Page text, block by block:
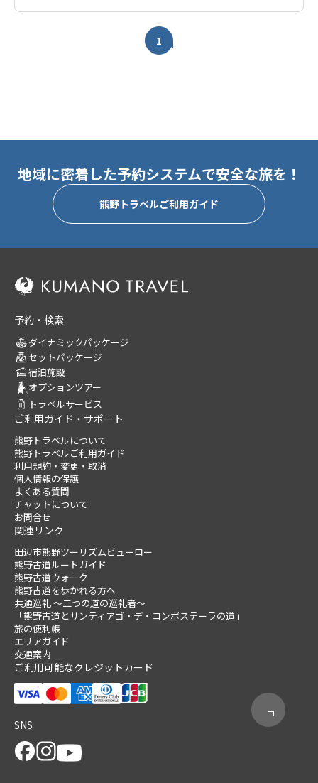
1
地域に密着した予約システムで安全な旅を！
熊野トラベルご利用ガイド
予約・検索
ダイナミックパッケージ
セットパッケージ
宿泊施設
オプションツアー
トラベルサービス
ご利用ガイド・サポート
熊野トラベルについて
熊野トラベルご利用ガイド
利用規約・変更・取消
個人情報の保護
よくある質問
チャットについて
お問合せ
関連リンク
田辺市熊野ツーリズムビューロー
熊野古道ルートガイド
熊野古道ウォーク
熊野古道を歩かれる方へ
共通巡礼 ～二つの道の巡礼者～
「熊野古道とサンティアゴ・デ・コンポステーラの道」
旅の便利帳
エリアガイド
交通案内
ご利用可能なクレジットカード
SNS